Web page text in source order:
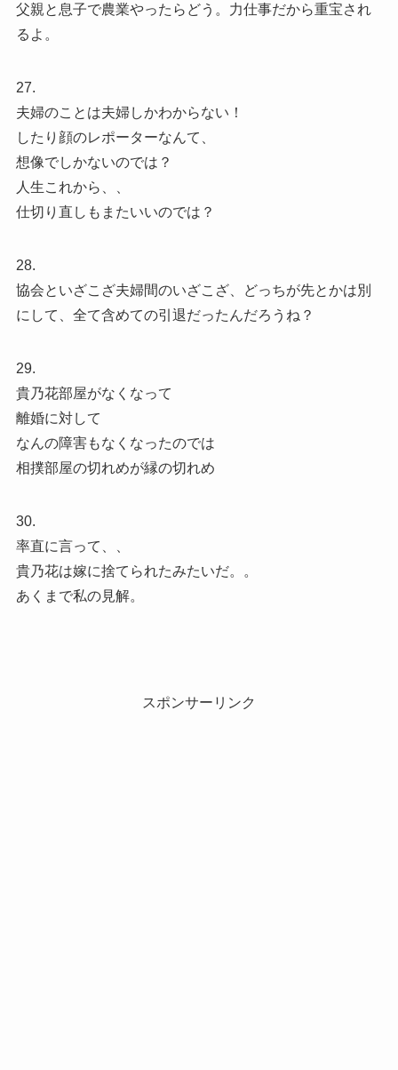
父親と息子で農業やったらどう。力仕事だから重宝され
るよ。
27.
夫婦のことは夫婦しかわからない！
したり顔のレポーターなんて、
想像でしかないのでは？
人生これから、、
仕切り直しもまたいいのでは？
28.
協会といざこざ夫婦間のいざこざ、どっちが先とかは別
にして、全て含めての引退だったんだろうね？
29.
貴乃花部屋がなくなって
離婚に対して
なんの障害もなくなったのでは
相撲部屋の切れめが縁の切れめ
30.
率直に言って、、
貴乃花は嫁に捨てられたみたいだ。。
あくまで私の見解。
スポンサーリンク